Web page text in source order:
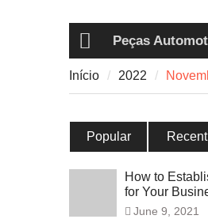
InícioPeças
Início 2022
Popular Recent
How to
for Your
June 9, 2021